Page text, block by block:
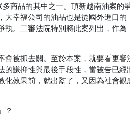
商品的其中之一。頂新越南油案的
幸福公司的油品也是從國外進口的
。二審法院特別將此案列出，作為
會被抓去關。至於本案，就要看更審
謙抑性與最後手段性，當被告已經
效果前，就出監了，又因為社會觀
？